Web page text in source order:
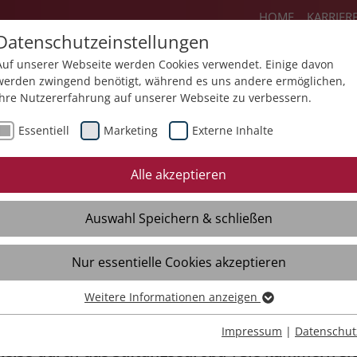
HOME
Angebote Über uns Aktuelles
Termine
feiert Gemeinschaft in Vielfalt
– 5000 Gäste folgen der Einladung zum
durch das Stiftungseuropa“. Sie kümmern
unserer Webseite werden Cookies verwendet. Einige davon
zwingend benötigt, während es uns andere ermöglichen,
Nutzererfahrung auf unserer Webseite zu verbessern.
Essentiell Marketing Externe Inhalte
Alle akzeptieren
Auswahl Speichern & schließen
Nur essentielle Cookies akzeptieren
Essentielle Cookies werden für grundlegende Funktionen der
Weitere Informationen anzeigen
Impressum |